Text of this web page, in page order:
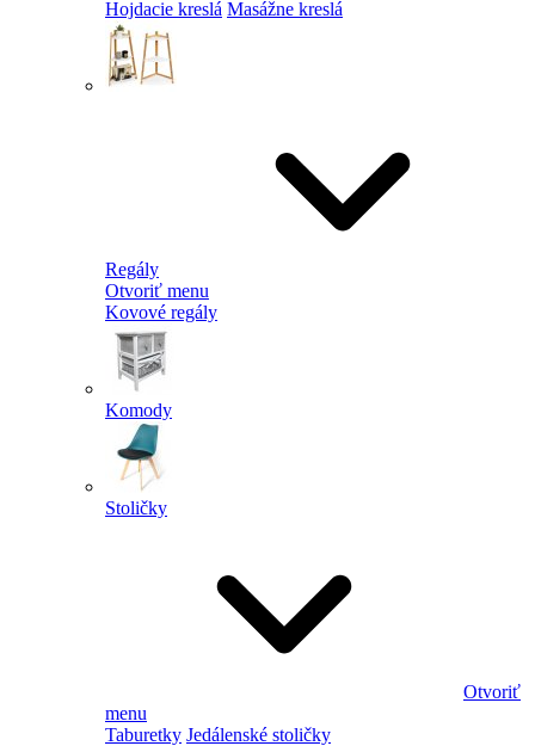
Hojdacie kreslá Masážne kreslá
Regály
Otvoriť menu
Kovové regály
Komody
Stoličky
Otvoriť
menu
Taburetky Jedálenské stoličky